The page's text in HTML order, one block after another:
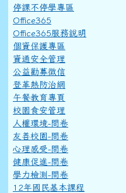
停課不停學專區
Office365
Office365服務說明
個資保護專區
資通安全管理
公益勸募徵信
登革熱防治網
午餐教育專頁
校園食安管理
人權環境-問卷
友善校園-問卷
心理感受-問卷
健康促進-問卷
學力檢測-問卷
12年國民基本課程